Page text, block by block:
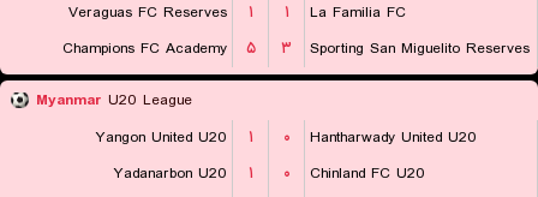
Veraguas FC Reserves
۱ ۱
La Familia FC
Champions FC Academy
۵ ۳ Sporting San Miguelito Reserves
Myanmar U20 League
Yangon United U20
۱ ۰
Hantharwady United U20
Yadanarbon U20
۱ ۰
Chinland FC U20